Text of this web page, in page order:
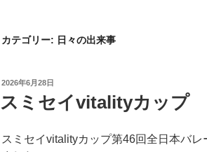
カテゴリー: 日々の出来事
投
日:
2026年6月28日
スミセイvitalityカップ
スミセイvitalityカップ第46回全日本バ